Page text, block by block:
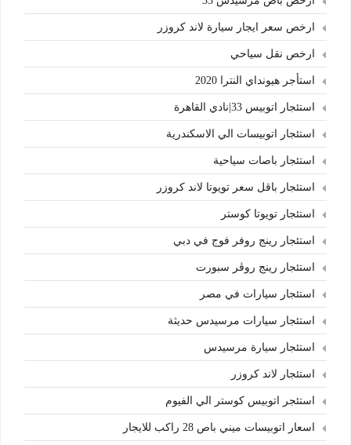
ارخص سعر ايجار سيارة لاند كروزر
ارخص نقل سياحي
استأجر هيونداي النترا 2020
استئجار اتوبيس 33|نادي القاهرة
استئجار اتوبيسات الي الاسكندرية
استئجار باصات سياحية
استئجار باقل سعر تويوتا لاند كروزر
استئجار تويوتا كوستر
استئجار رينج روفر فوج في دبي
استئجار رينج روڤر سبورت
استئجار سيارات في مصر
استئجار سيارات مرسيدس حديثة
استئجار سيارة مرسيدس
استئجار لاند كروزر
استئجر اتوبيس كوستر الي الفيوم
اسعار اتوبيسات ميني باص 28 راكب للايجار